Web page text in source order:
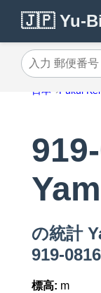
🇯🇵 Yu-
入力 郵便番号
日本 Fukui
の統計
919-0816
標高: m